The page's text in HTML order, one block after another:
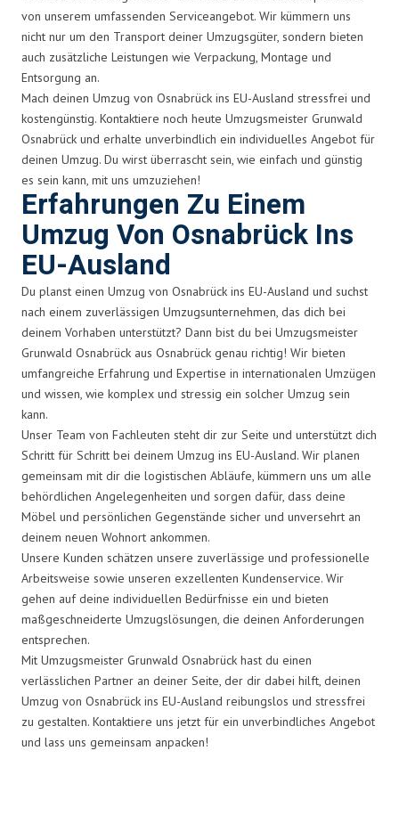
von unserem umfassenden Serviceangebot. Wir kümmern uns
nicht nur um den Transport deiner Umzugsgüter, sondern bieten
auch zusätzliche Leistungen wie Verpackung, Montage und
Entsorgung an.
Mach deinen Umzug von Osnabrück ins EU-Ausland stressfrei und
kostengünstig. Kontaktiere noch heute Umzugsmeister Grunwald
Osnabrück und erhalte unverbindlich ein individuelles Angebot für
deinen Umzug. Du wirst überrascht sein, wie einfach und günstig
es sein kann, mit uns umzuziehen!
Erfahrungen Zu Einem
Umzug Von Osnabrück Ins
EU-Ausland
Du planst einen Umzug von Osnabrück ins EU-Ausland und suchst
nach einem zuverlässigen Umzugsunternehmen, das dich bei
deinem Vorhaben unterstützt? Dann bist du bei Umzugsmeister
Grunwald Osnabrück aus Osnabrück genau richtig! Wir bieten
umfangreiche Erfahrung und Expertise in internationalen Umzügen
und wissen, wie komplex und stressig ein solcher Umzug sein
kann.
Unser Team von Fachleuten steht dir zur Seite und unterstützt dich
Schritt für Schritt bei deinem Umzug ins EU-Ausland. Wir planen
gemeinsam mit dir die logistischen Abläufe, kümmern uns um alle
behördlichen Angelegenheiten und sorgen dafür, dass deine
Möbel und persönlichen Gegenstände sicher und unversehrt an
deinem neuen Wohnort ankommen.
Unsere Kunden schätzen unsere zuverlässige und professionelle
Arbeitsweise sowie unseren exzellenten Kundenservice. Wir
gehen auf deine individuellen Bedürfnisse ein und bieten
maßgeschneiderte Umzugslösungen, die deinen Anforderungen
entsprechen.
Mit Umzugsmeister Grunwald Osnabrück hast du einen
verlässlichen Partner an deiner Seite, der dir dabei hilft, deinen
Umzug von Osnabrück ins EU-Ausland reibungslos und stressfrei
zu gestalten. Kontaktiere uns jetzt für ein unverbindliches Angebot
und lass uns gemeinsam anpacken!